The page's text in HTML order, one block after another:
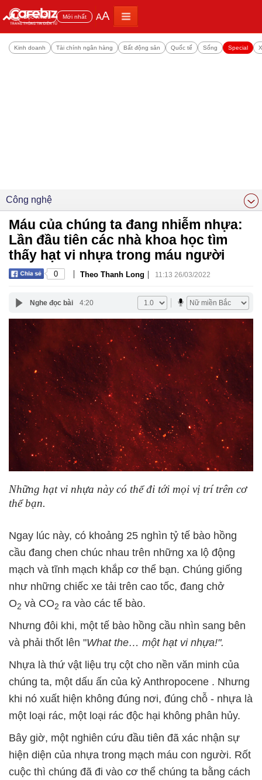
Đọc nhiều Mới nhất AA
Kinh doanh Tài chính ngân hàng Bất động sản Quốc tế Sống Special
Công nghệ
Máu của chúng ta đang nhiễm nhựa:
Lần đầu tiên các nhà khoa học tìm
thấy hạt vi nhựa trong máu người
0 | Theo Thanh Long | 11:13 26/03/2022
Nghe đọc bài 4:20
Những hạt vi nhựa này có thể đi tới mọi vị trí trên cơ
thể bạn.
Ngay lúc này, có khoảng 25 nghìn tỷ tế bào hồng
cầu đang chen chúc nhau trên những xa lộ động
mạch và tĩnh mạch khắp cơ thể bạn. Chúng giống
như những chiếc xe tải trên cao tốc, đang chở
O2 và CO2 ra vào các tế bào.
Nhưng đôi khi, một tế bào hồng cầu nhìn sang bên
và phải thốt lên "What the… một hạt vi nhựa!".
Nhựa là thứ vật liệu trụ cột cho nền văn minh của
chúng ta, một dấu ấn của kỷ Anthropocene . Nhưng
khi nó xuất hiện không đúng nơi, đúng chỗ - nhựa là
một loại rác, một loại rác độc hại không phân hủy.
Bây giờ, một nghiên cứu đầu tiên đã xác nhận sự
hiện diện của nhựa trong mạch máu con người. Rốt
cuộc thì chúng đã đi vào cơ thể chúng ta bằng cách